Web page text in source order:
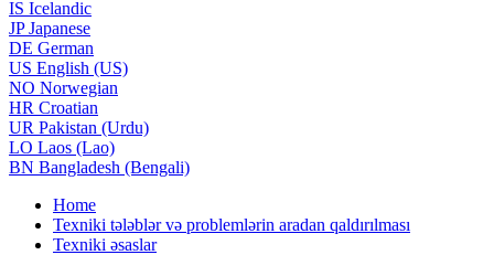
IS Icelandic
JPJapanese
DE German
US English (US)
NO Norwegian
HR Croatian
UR Pakistan (Urdu)
LO Laos (Lao)
BN Bangladesh (Bengali)
Home
Texniki tələblər və problemlərin aradan qaldırılması
Texniki əsaslar